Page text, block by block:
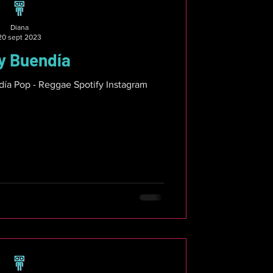
Buendía
Ficha técnica: Judy Buendía Pop - Reggae Spotify Instagram
Diana
sept 2023